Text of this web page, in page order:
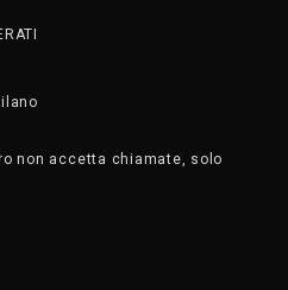
non accetta chiamate, solo